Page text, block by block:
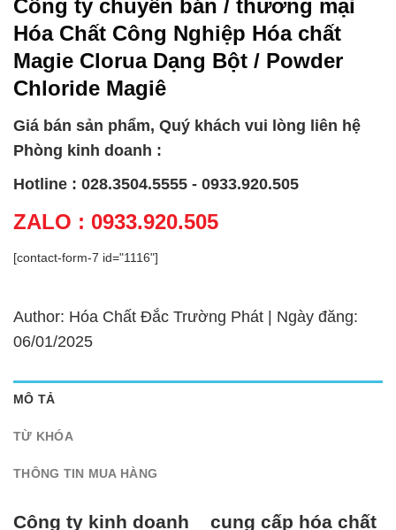
Công ty chuyên bán / thương mại
Hóa Chất Công Nghiệp Hóa chất
Magie Clorua Dạng Bột / Powder
Chloride Magiê
Giá bán sản phẩm, Quý khách vui lòng liên hệ
Phòng kinh doanh :
Hotline : 028.3504.5555 - 0933.920.505
ZALO : 0933.920.505
[contact-form-7 id="1116"]
Author: Hóa Chất Đắc Trường Phát | Ngày đăng:
06/01/2025
MÔ TẢ
TỪ KHÓA
THÔNG TIN MUA HÀNG
Công ty kinh doanh _ cung cấp hóa chất